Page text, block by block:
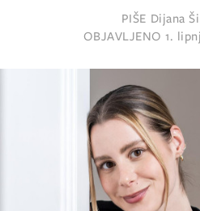
PIŠE Dijana
OBJAVLJENO 1.